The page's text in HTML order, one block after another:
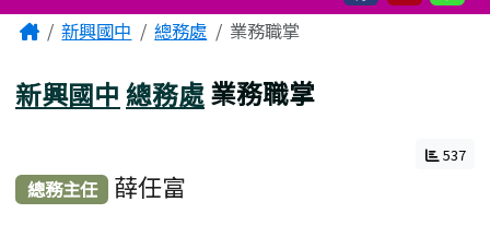
主內容區域
Home新興國中 總務處 業務職掌
新興國中 總務處業務職掌
537
總務主任 薛任富
頁尾區域